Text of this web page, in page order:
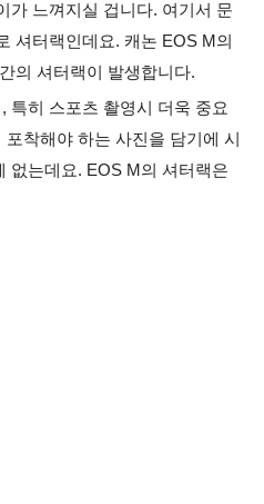
가 느껴지실 겁니다. 여기서 문
셔터랙인데요. 캐논 EOS M의
의 셔터랙이 발생합니다.
특히 스포츠 촬영시 더욱 중요
착해야 하는 사진을 담기에 시
없는데요. EOS M의 셔터랙은